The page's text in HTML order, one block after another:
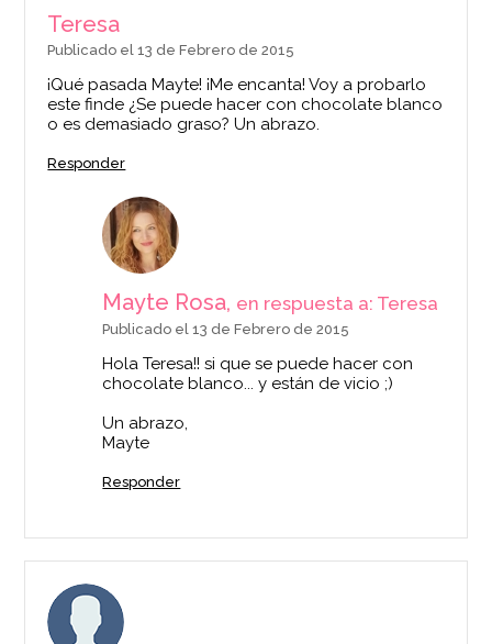
Teresa
Publicado el 13 de Febrero de 2015
¡Qué pasada Mayte! ¡Me encanta! Voy a probarlo
este finde ¿Se puede hacer con chocolate blanco
o es demasiado graso? Un abrazo.
Responder
Mayte Rosa, en respuesta a: Teresa
Publicado el 13 de Febrero de 2015
Hola Teresa!! si que se puede hacer con
chocolate blanco... y están de vicio ;)
Un abrazo,
Mayte
Responder